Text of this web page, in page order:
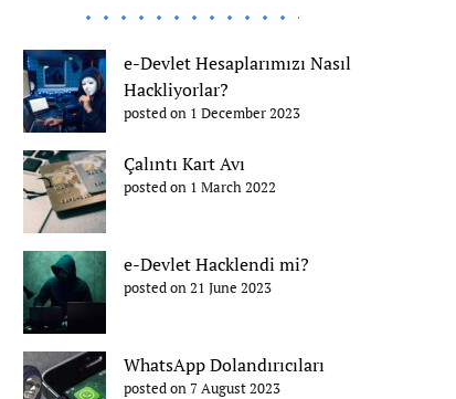
e-Devlet Hesaplarımızı Nasıl
Hackliyorlar?
posted on 1 December 2023
Çalıntı Kart Avı
posted on 1 March 2022
e-Devlet Hacklendi mi?
posted on 21 June 2023
WhatsApp Dolandırıcıları
posted on 7 August 2023